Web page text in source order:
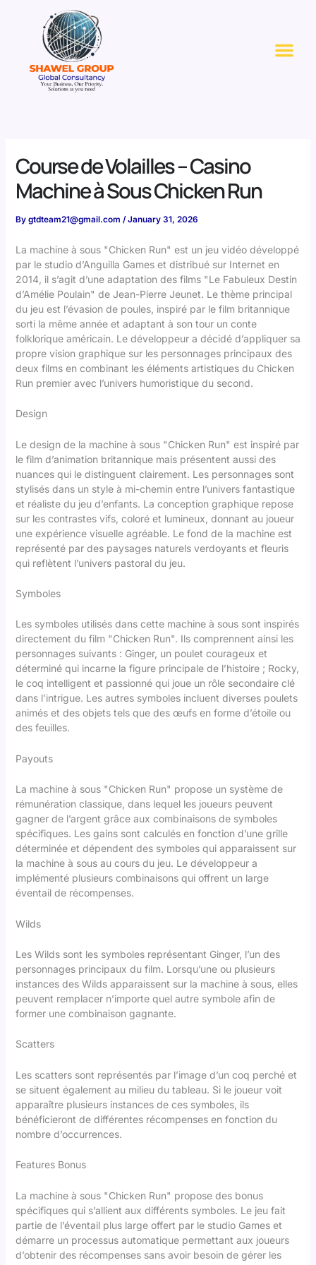
Course de Volailles – Casino
Machine à Sous Chicken Run
By gtdteam21@gmail.com /January 31, 2026
La machine à sous "Chicken Run" est un jeu vidéo développé
par le studio d’Anguilla Games et distribué sur Internet en
2014, il s’agit d’une adaptation des films "Le Fabuleux Destin
d’Amélie Poulain" de Jean-Pierre Jeunet. Le thème principal
du jeu est l’évasion de poules, inspiré par le film britannique
sorti la même année et adaptant à son tour un conte
folklorique américain. Le développeur a décidé d’appliquer sa
propre vision graphique sur les personnages principaux des
deux films en combinant les éléments artistiques du Chicken
Run premier avec l’univers humoristique du second.
Design
Le design de la machine à sous "Chicken Run" est inspiré par
le film d’animation britannique mais présentent aussi des
nuances qui le distinguent clairement. Les personnages sont
stylisés dans un style à mi-chemin entre l’univers fantastique
et réaliste du jeu d’enfants. La conception graphique repose
sur les contrastes vifs, coloré et lumineux, donnant au joueur
une expérience visuelle agréable. Le fond de la machine est
représenté par des paysages naturels verdoyants et fleuris
qui reflètent l’univers pastoral du jeu.
Symboles
Les symboles utilisés dans cette machine à sous sont inspirés
directement du film "Chicken Run". Ils comprennent ainsi les
personnages suivants : Ginger, un poulet courageux et
déterminé qui incarne la figure principale de l’histoire ; Rocky,
le coq intelligent et passionné qui joue un rôle secondaire clé
dans l’intrigue. Les autres symboles incluent diverses poulets
animés et des objets tels que des œufs en forme d’étoile ou
des feuilles.
Payouts
La machine à sous "Chicken Run" propose un système de
rémunération classique, dans lequel les joueurs peuvent
gagner de l’argent grâce aux combinaisons de symboles
spécifiques. Les gains sont calculés en fonction d’une grille
déterminée et dépendent des symboles qui apparaissent sur
la machine à sous au cours du jeu. Le développeur a
implémenté plusieurs combinaisons qui offrent un large
éventail de récompenses.
Wilds
Les Wilds sont les symboles représentant Ginger, l’un des
personnages principaux du film. Lorsqu’une ou plusieurs
instances des Wilds apparaissent sur la machine à sous, elles
peuvent remplacer n’importe quel autre symbole afin de
former une combinaison gagnante.
Scatters
Les scatters sont représentés par l’image d’un coq perché et
se situent également au milieu du tableau. Si le joueur voit
apparaître plusieurs instances de ces symboles, ils
bénéficieront de différentes récompenses en fonction du
nombre d’occurrences.
Features Bonus
La machine à sous "Chicken Run" propose des bonus
spécifiques qui s’allient aux différents symboles. Le jeu fait
partie de l’éventail plus large offert par le studio Games et
démarre un processus automatique permettant aux joueurs
d’obtenir des récompenses sans avoir besoin de gérer les